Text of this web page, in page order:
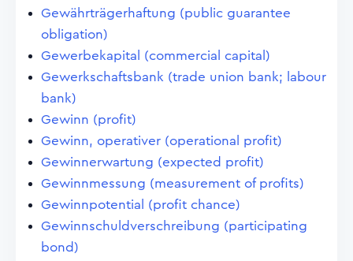
Gewährträgerhaftung (public guarantee
obligation)
Gewerbekapital (commercial capital)
Gewerkschaftsbank (trade union bank; labour
bank)
Gewinn (profit)
Gewinn, operativer (operational profit)
Gewinnerwartung (expected profit)
Gewinnmessung (measurement of profits)
Gewinnpotential (profit chance)
Gewinnschuldverschreibung (participating
bond)